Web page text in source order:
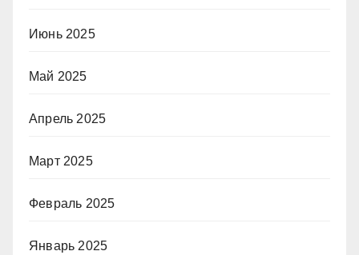
Июнь 2025
Май 2025
Апрель 2025
Март 2025
Февраль 2025
Январь 2025